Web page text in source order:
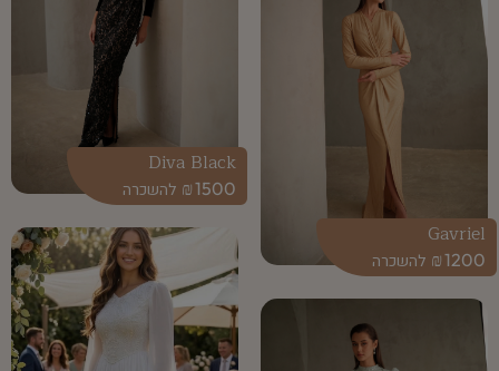
1200
₪
Gavriel
1500
₪
Diva Black